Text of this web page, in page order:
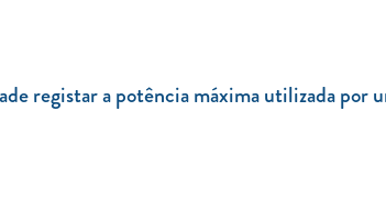
registar a potência máxima utilizada por